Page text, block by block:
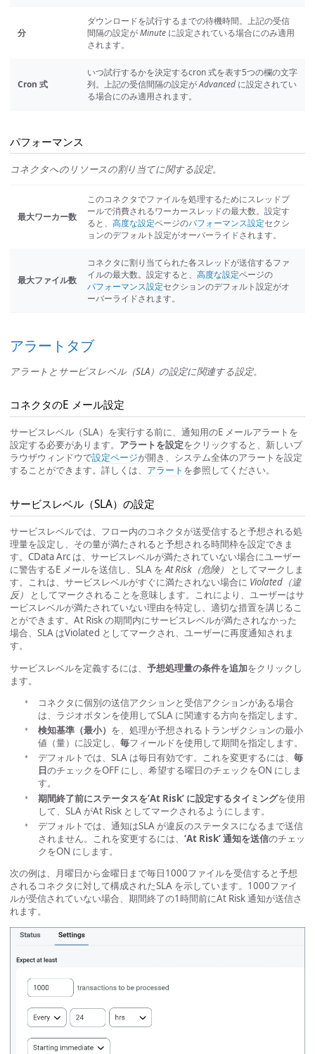
分
ダウンロードを試行するまでの待機時間。上記の受信
間隔の設定がMinute に設定されている場合にのみ適用
されます。
Cron 式
いつ試行するかを決定するcron 式を表す5つの欄の文字
列。上記の受信間隔の設定がAdvanced に設定されてい
る場合にのみ適用されます。
パフォーマンス
コネクタへのリソースの割り当てに関する設定。
最大ワーカー数
このコネクタでファイルを処理するためにスレッドプ
ールで消費されるワーカースレッドの最大数。設定す
ると、 高度な設定ページのパフォーマンス設定セクシ
ョンのデフォルト設定がオーバーライドされます。
最大ファイル数
コネクタに割り当てられた各スレッドが送信するファ
イルの最大数。設定すると、 高度な設定ページの
パフォーマンス設定セクションのデフォルト設定がオ
ーバーライドされます。
アラートタブ
アラートとサービスレベル（SLA）の設定に関連する設定。
コネクタのE メール設定
サービスレベル（SLA）を実行する前に、通知用のE メールアラートを
設定する必要があります。 アラートを設定をクリックすると、新しいブ
ラウザウィンドウで設定ページが開き、システム全体のアラートを設定
することができます。詳しくは、 アラート を参照してください。
サービスレベル（SLA）の設定
サービスレベルでは、フロー内のコネクタが送受信すると予想される処
理量を設定し、その量が満たされると予想される時間枠を設定できま
す。CData Arc は、サービスレベルが満たされていない場合にユーザー
に警告するE メールを送信し、SLA をAt Risk（危険）
としてマークしま
す。これは、サービスレベルがすぐに満たされない場合に Violated（違
反）
としてマークされることを意味します。これにより、ユーザーはサ
ービスレベルが満たされていない理由を特定し、適切な措置を講じるこ
とができます。At Risk の期間内にサービスレベルが満たされなかった
場合、SLA はViolated としてマークされ、ユーザーに再度通知されま
す。
サービスレベルを定義するには、 予想処理量の条件を追加をクリックし
ます。
コネクタに個別の送信アクションと受信アクションがある場合
は、ラジオボタンを使用してSLA に関連する方向を指定します。
検知基準（最小） を、処理が予想されるトランザクションの最小
値（量）に設定し、 毎フィールドを使用して期間を指定します。
デフォルトでは、SLA は毎日有効です。これを変更するには、 毎
日のチェックをOFF にし、希望する曜日のチェックをON にしま
す。
期間終了前にステータスを’At Risk’ に設定するタイミングを使用
して、SLA がAt Risk としてマークされるようにします。
デフォルトでは、通知はSLA が違反のステータスになるまで送信
されません。これを変更するには、 ‘At Risk’ 通知を送信のチェッ
クをON にします。
次の例は、月曜日から金曜日まで毎日1000ファイルを受信すると予想
されるコネクタに対して構成されたSLA を示しています。1000ファイ
ルが受信されていない場合、期間終了の1時間前にAt Risk 通知が送信さ
れます。